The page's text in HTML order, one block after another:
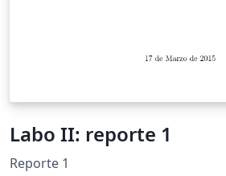
Labo II: reporte 1
Reporte 1